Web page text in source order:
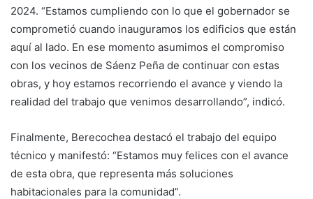
2024. “Estamos cumpliendo con lo que el gobernador se
comprometió cuando inauguramos los edificios que están
aquí al lado. En ese momento asumimos el compromiso
con los vecinos de Sáenz Peña de continuar con estas
obras, y hoy estamos recorriendo el avance y viendo la
realidad del trabajo que venimos desarrollando”, indicó.
Finalmente, Berecochea destacó el trabajo del equipo
técnico y manifestó: “Estamos muy felices con el avance
de esta obra, que representa más soluciones
habitacionales para la comunidad”.